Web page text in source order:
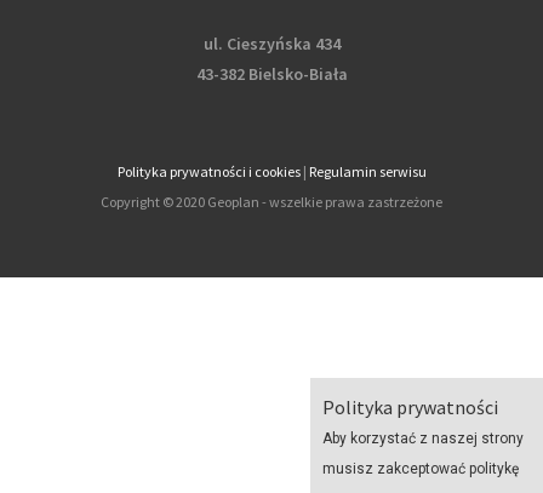
Polityka prywatności
Aby korzystać z naszej strony
musisz zakceptować politykę
ul. Cieszyńska 434
43-382 Bielsko-Biała
Polityka prywatności i cookies| Regulamin serwisu
Copyright © 2020 Geoplan - wszelkie prawa zastrzeżone